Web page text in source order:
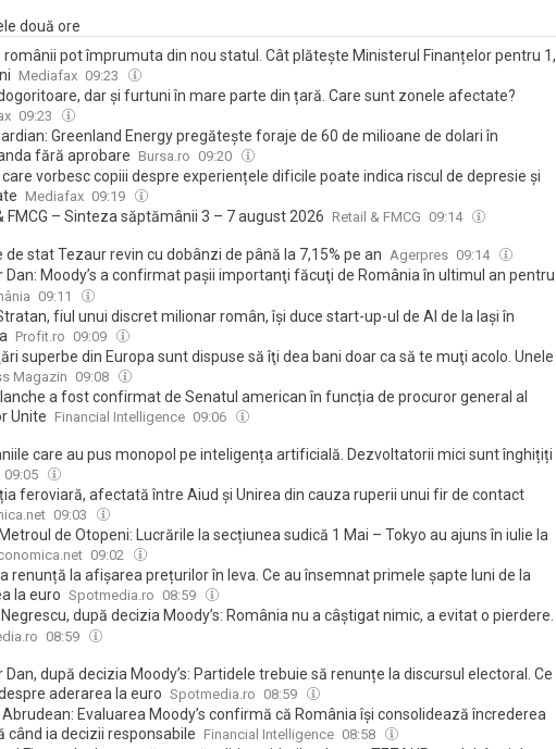
două ore
românii pot împrumuta din nou statul. Cât plătește Ministerul Finanțelor pentru 1,
Mediafax 09:23
dar și furtuni în mare parte din țară. Care sunt zonele afectate?
09:23
Greenland Energy pregăteşte foraje de 60 de milioane de dolari în
fără aprobare
Bursa.ro 09:20
care vorbesc copiii despre experiențele dificile poate indica riscul de depresie și
Mediafax 09:19
FMCG – Sinteza săptămânii 3 – 7 august 2026 Retail & FMCG 09:14
de stat Tezaur revin cu dobânzi de până la 7,15% pe an Agerpres 09:14
Dan: Moody’s a confirmat paşii importanţi făcuţi de România în ultimul an pentru
finanţele publice şi a reduce cheltuielile
09:11
fiul unui discret milionar român, își duce start-up-ul de AI de la Iași în
Profit.ro 09:09
superbe din Europa sunt dispuse să îţi dea bani doar ca să te muţi acolo. Unele
de mii de euro, dar există o condiţie importantă
Magazin 09:08
a fost confirmat de Senatul american în funcția de procuror general al
Unite Financial Intelligence 09:06
care au pus monopol pe inteligența artificială. Dezvoltatorii mici sunt înghițiți
Google, Amazon sau Microsoft
09:05
feroviară, afectată între Aiud şi Unirea din cauza ruperii unui fir de contact
09:03
de Otopeni: Lucrările la secțiunea sudică 1 Mai – Tokyo au ajuns în iulie la
09:02
renunță la afișarea prețurilor în leva. Ce au însemnat primele șapte luni de la
la euro Spotmedia.ro 08:59
după decizia Moody’s: România nu a câștigat nimic, a evitat o pierdere.
junk, dar plătește deja ca și cum ar fi”
08:59
Dan, după decizia Moody’s: Partidele trebuie să renunțe la discursul electoral. Ce
aderarea la euro Spotmedia.ro 08:59
Abrudean: Evaluarea Moody’s confirmă că România îşi consolidează încrederea
când ia decizii responsabile Financial Intelligence 08:58